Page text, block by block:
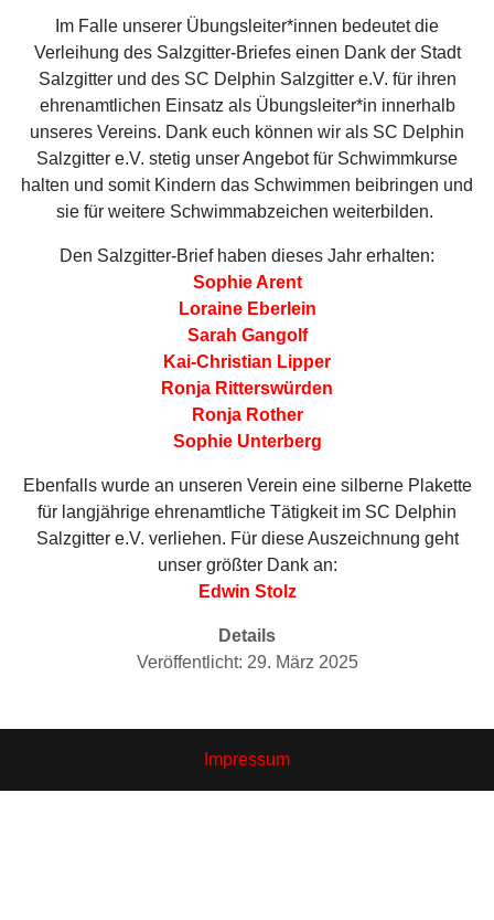
Im Falle unserer Übungsleiter*innen bedeutet die
Verleihung des Salzgitter-Briefes einen Dank der Stadt
Salzgitter und des SC Delphin Salzgitter e.V. für ihren
ehrenamtlichen Einsatz als Übungsleiter*in innerhalb
unseres Vereins. Dank euch können wir als SC Delphin
Salzgitter e.V. stetig unser Angebot für Schwimmkurse
halten und somit Kindern das Schwimmen beibringen und
sie für weitere Schwimmabzeichen weiterbilden.
Den Salzgitter-Brief haben dieses Jahr erhalten:
Sophie Arent
Loraine Eberlein
Sarah Gangolf
Kai-Christian Lipper
Ronja Ritterswürden
Ronja Rother
Sophie Unterberg
Ebenfalls wurde an unseren Verein eine silberne Plakette
für langjährige ehrenamtliche Tätigkeit im SC Delphin
Salzgitter e.V. verliehen. Für diese Auszeichnung geht
unser größter Dank an:
Edwin Stolz
Details
Veröffentlicht: 29. März 2025
Impressum